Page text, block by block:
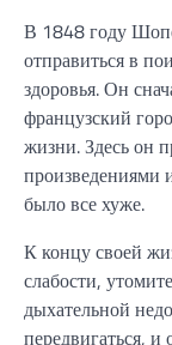
В 1848 году
отправиться в
здоровья. Он
французский
жизни. Здесь он
произведениями
было все хуже.
К концу своей
слабости,
дыхательной
передвигаться,